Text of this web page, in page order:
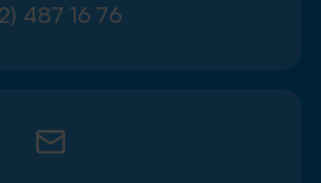
487 16 76